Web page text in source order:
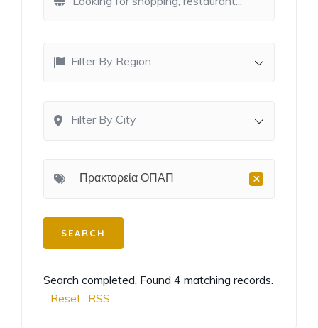
Filter By Region
Filter By City
×
Πρακτορεία ΟΠΑΠ
Search completed. Found 4 matching records.
Reset RSS